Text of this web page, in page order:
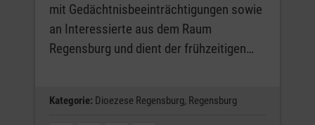
mit Gedächtnisbeeinträchtigungen sowie
an Interessierte aus dem Raum
Regensburg und dient der frühzeitigen…
Kategorie: Dioezese Regensburg, Regensburg